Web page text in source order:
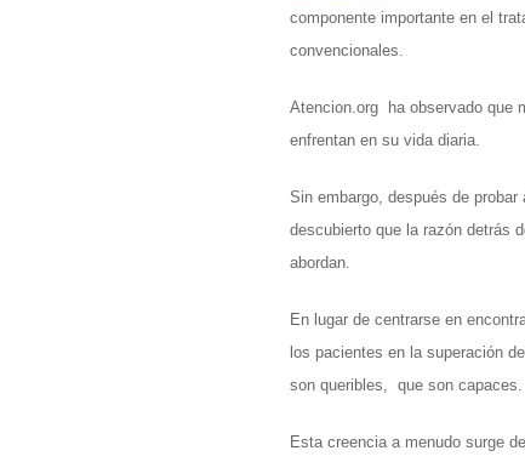
componente importante en el
convencionales.
Atencion.org  ha observado que
enfrentan en su vida diaria.
Sin embargo, después de
descubierto que la razón detrás
abordan.
En lugar de centrarse en
los pacientes en la superación de
son queribles,  que son capaces.
Esta creencia a menudo surge